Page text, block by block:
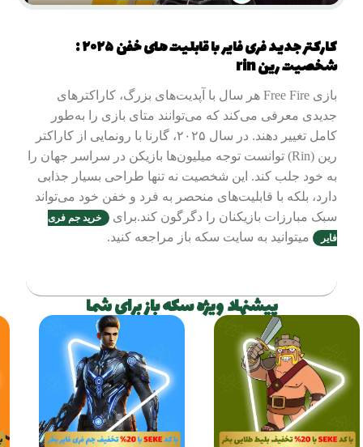
کارکتر جدید فری فایر با قابلیت های خفن ۲۰۲۵ :
شخصیت رین rin
بازی Free Fire هر سال با آپدیت‌های بزرگ، کاراکترهای
جدیدی معرفی می‌کند که می‌توانند متای بازی را به‌طور
کامل تغییر دهند. در سال ۲۰۲۵، گارنا با رونمایی از کاراکتر
رین (Rin) توانست توجه میلیون‌ها بازیکن در سراسر جهان را
به خود جلب کند. این شخصیت نه تنها طراحی بسیار جذابی
دارد، بلکه با قابلیت‌های منحصر به فرد و خفن خود می‌تواند
سبک مبارزات بازیکنان را دگرگون کند.برای
خرید جم فری
فایر
میتوانید به سایت سکه باز مراجعه کنید.
پیشنهاد ویژه سکه باز برای شما